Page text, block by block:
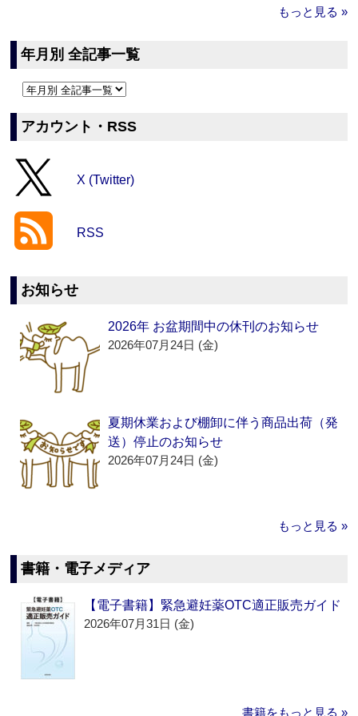
もっと見る »
年月別 全記事一覧
アカウント・RSS
X (Twitter)
RSS
お知らせ
2026年 お盆期間中の休刊のお知らせ
2026年07月24日 (金)
夏期休業および棚卸に伴う商品出荷（発
送）停止のお知らせ
2026年07月24日 (金)
もっと見る »
書籍・電子メディア
【電子書籍】緊急避妊薬OTC適正販売ガイド
2026年07月31日 (金)
書籍をもっと見る »